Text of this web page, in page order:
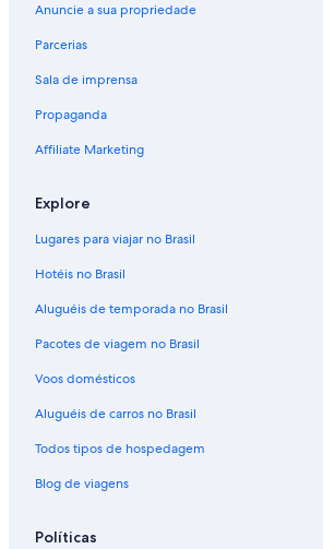
Anuncie a sua propriedade
Parcerias
Sala de imprensa
Propaganda
Affiliate Marketing
Explore
Lugares para viajar no Brasil
Hotéis no Brasil
Aluguéis de temporada no Brasil
Pacotes de viagem no Brasil
Voos domésticos
Aluguéis de carros no Brasil
Todos tipos de hospedagem
Blog de viagens
Políticas